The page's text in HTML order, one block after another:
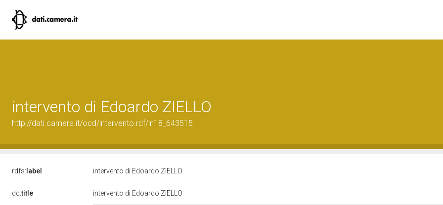
intervento di Edoardo ZIELLO
http://dati.camera.it/ocd/intervento.rdf/in18_643515
rdfs: label intervento di Edoardo ZIELLO
dc:title intervento di Edoardo ZIELLO